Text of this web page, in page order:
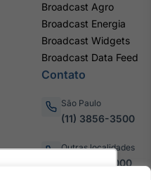
Broadcast Agro
Broadcast Energia
Broadcast Widgets
Broadcast Data Feed
Contato
São Paulo
(11) 3856-3500
Outras localidades
0800.011.3000